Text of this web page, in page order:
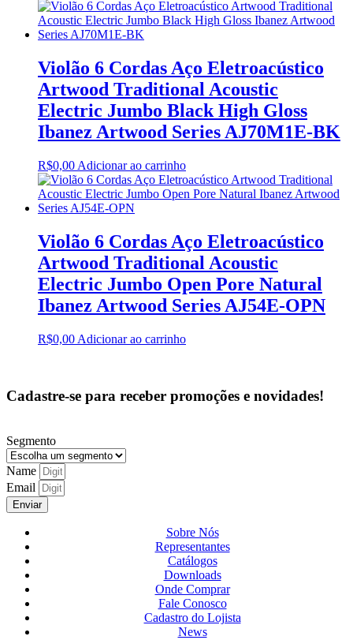
Violão 6 Cordas Aço Eletroacústico
Artwood Traditional Acoustic
Electric Jumbo Black High Gloss
Ibanez Artwood Series AJ70M1E-BK
R$0,00 Adicionar ao carrinho
Violão 6 Cordas Aço Eletroacústico
Artwood Traditional Acoustic
Electric Jumbo Open Pore Natural
Ibanez Artwood Series AJ54E-OPN
R$0,00 Adicionar ao carrinho
Cadastre-se para receber promoções e novidades!
Segmento
Name
Email
Enviar
Sobre Nós
Representantes
Catálogos
Downloads
Onde Comprar
Fale Conosco
Cadastro do Lojista
News